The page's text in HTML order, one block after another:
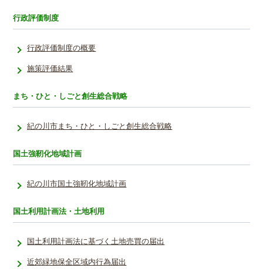
行政評価制度
行政評価制度の概要
施策評価結果
まち・ひと・しごと創生総合戦略
紀の川市まち・ひと・しごと創生総合戦略
国土強靭化地域計画
紀の川市国土強靭化地域計画
国土利用計画法・土地利用
国土利用計画法に基づく土地売買の届出
近郊緑地保全区域内行為届出